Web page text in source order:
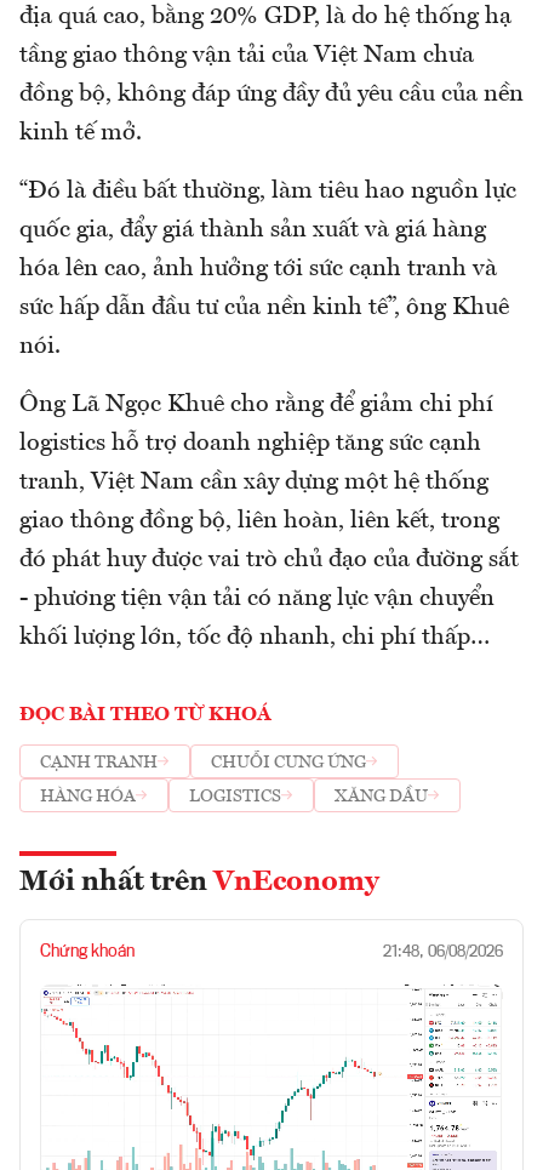
địa quá cao, bằng 20% GDP, là do hệ thống hạ
tầng giao thông vận tải của Việt Nam chưa
đồng bộ, không đáp ứng đầy đủ yêu cầu của nền
kinh tế mở.
“Đó là điều bất thường, làm tiêu hao nguồn lực
quốc gia, đẩy giá thành sản xuất và giá hàng
hóa lên cao, ảnh hưởng tới sức cạnh tranh và
sức hấp dẫn đầu tư của nền kinh tế”, ông Khuê
nói.
Ông Lã Ngọc Khuê cho rằng để giảm chi phí
logistics hỗ trợ doanh nghiệp tăng sức cạnh
tranh, Việt Nam cần xây dựng một hệ thống
giao thông đồng bộ, liên hoàn, liên kết, trong
đó phát huy được vai trò chủ đạo của đường sắt
- phương tiện vận tải có năng lực vận chuyển
khối lượng lớn, tốc độ nhanh, chi phí thấp…
ĐỌC BÀI THEO TỪ KHOÁ
CẠNH TRANH
CHUỖI CUNG ỨNG
HÀNG HÓA
LOGISTICS XĂNG DẦU
Mới nhất trên VnEconomy
Chứng khoán 21:48, 06/08/2026